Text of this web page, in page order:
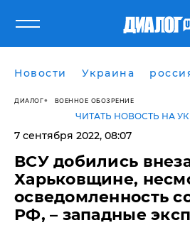
Новости Украина
ДИАЛОГ ВОЕННОЕ ОБОЗРЕНИЕ
ЧИТАТЬ НОВОСТЬ НА
7 сентября 2022, 08:07
​ВСУ добились
Харьковщине,
осведомленность
РФ, – западные